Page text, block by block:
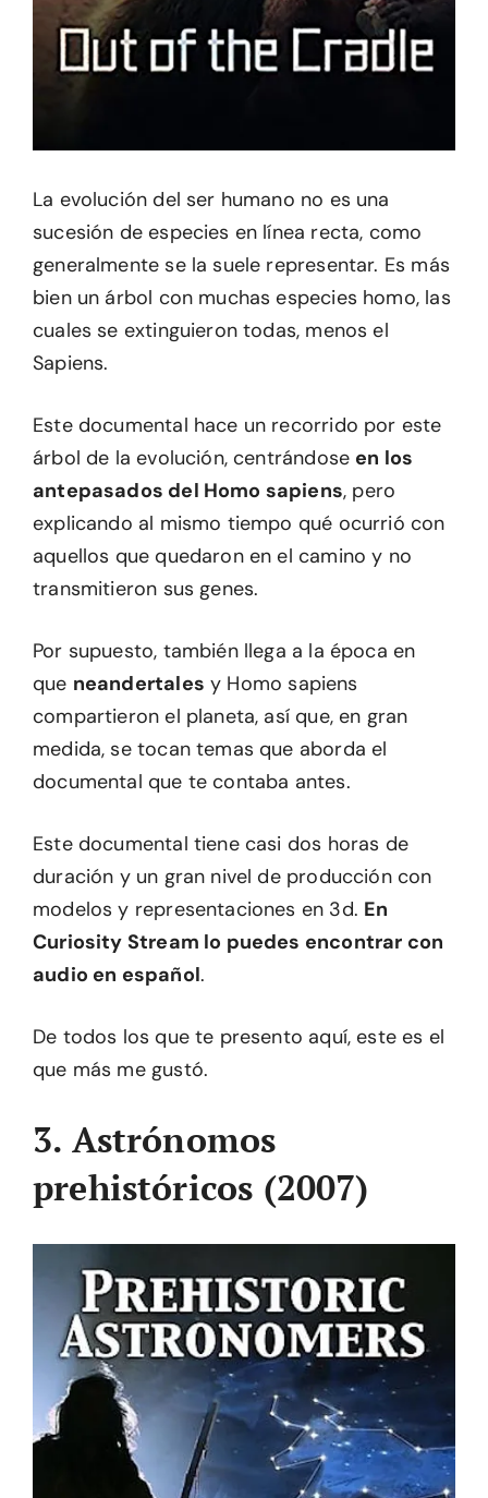
La evolución del ser humano no es una
sucesión de especies en línea recta, como
generalmente se la suele representar. Es más
bien un árbol con muchas especies homo, las
cuales se extinguieron todas, menos el
Sapiens.
Este documental hace un recorrido por este
árbol de la evolución, centrándose en los
antepasados del Homo sapiens, pero
explicando al mismo tiempo qué ocurrió con
aquellos que quedaron en el camino y no
transmitieron sus genes.
Por supuesto, también llega a la época en
que neandertales y Homo sapiens
compartieron el planeta, así que, en gran
medida, se tocan temas que aborda el
documental que te contaba antes.
Este documental tiene casi dos horas de
duración y un gran nivel de producción con
modelos y representaciones en 3d. En
Curiosity Stream lo puedes encontrar con
audio en español.
De todos los que te presento aquí, este es el
que más me gustó.
3. Astrónomos
prehistóricos (2007)